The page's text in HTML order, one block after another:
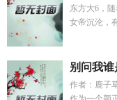
东方大6，
女帝沉沦，
别问我
作者：鹿子